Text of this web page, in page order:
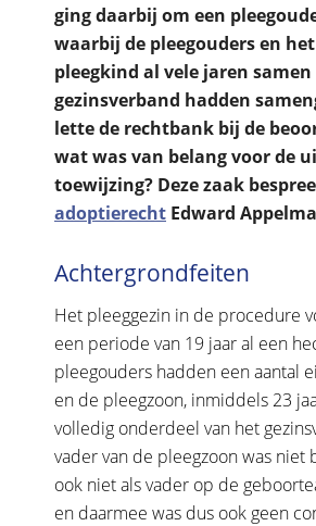
ging daarbij om een
waarbij de pleegouders en
pleegkind al vele jaren
gezinsverband hadden
lette de rechtbank bij de
wat was van belang voor de
toewijzing? Deze zaak
adoptierecht Edward
Achtergrondfeiten
Het pleeggezin in de procedure
een periode van 19 jaar al een
pleegouders hadden een aantal
en de pleegzoon, inmiddels 23
volledig onderdeel van het
vader van de pleegzoon was niet
ook niet als vader op de
en daarmee was dus ook geen